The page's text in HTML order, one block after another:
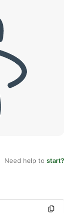
Need help to start?